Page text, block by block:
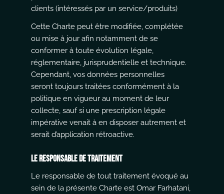
clients (intéressés par un service/produits)
Cette Charte peut être modifiée, complétée
ou mise à jour afin notamment de se
conformer à toute évolution légale,
réglementaire, jurisprudentielle et technique.
Cependant, vos données personnelles
seront toujours traitées conformément à la
politique en vigueur au moment de leur
collecte, sauf si une prescription légale
impérative venait à en disposer autrement et
serait d’application rétroactive.
Le responsable de traitement
Le responsable de tout traitement évoqué au
sein de la présente Charte est Omar Farhatani,